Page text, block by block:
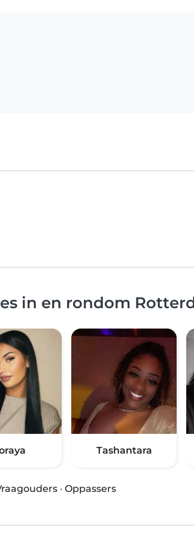
in en rondom
Tashantara
· Oppassers